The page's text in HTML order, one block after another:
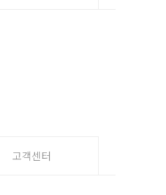
고객센터